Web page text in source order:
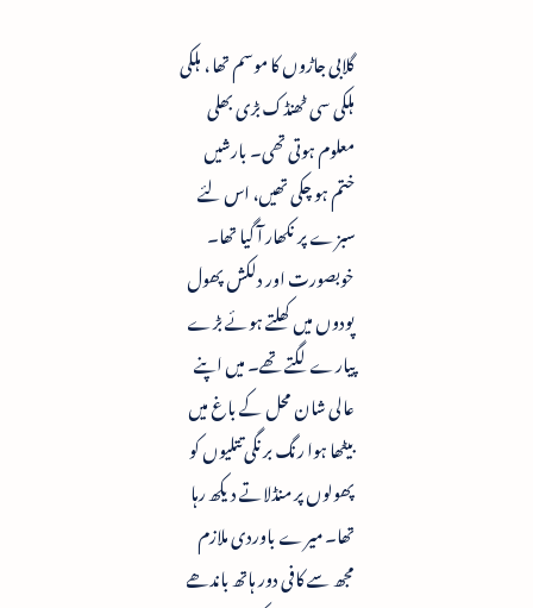
گلابی جاڑوں کا موسم تھا ، ہلکی
ہلکی سی ٹھنڈک بڑی بھلی
معلوم ہوتی تھی۔ بارشیں
ختم ہو چکی تھیں، اس لئے
سبزے پر نکھار آ گیا تھا۔
خوبصورت اور دلکش پھول
پودوں میں کھلتے ہوئے بڑے
پیارے لگتے تھے۔ میں اپنے
عالی شان محل کے باغ میں
بیٹھا ہوا رنگ برنگی تتلیوں کو
پھولوں پر منڈلاتے دیکھ رہا
تھا۔ میرے باوردی ملازم
مجھ سے کافی دور ہاتھ باندھے